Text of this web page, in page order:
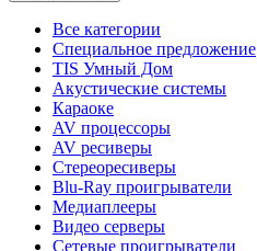
Все категории
Специальное предложение
TIS Умный Дом
Акустические системы
Караоке
AV процессоры
AV ресиверы
Стереоресиверы
Blu-Ray проигрыватели
Медиаплееры
Видео серверы
Сетевые проигрыватели